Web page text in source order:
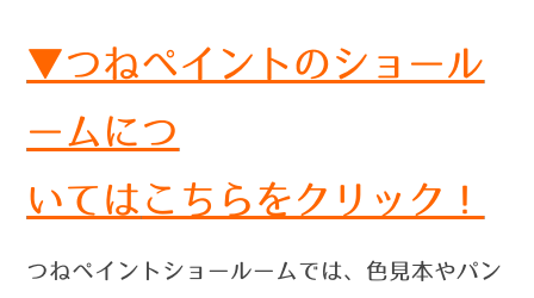
▼つねペイントのショール
ームにつ
いては こちらをクリック！
つねペイントショールームでは、色見本やパン